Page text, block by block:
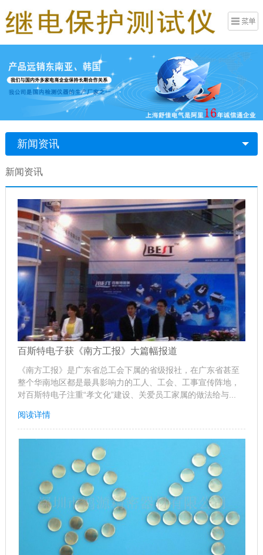
新闻资讯
新闻资讯
百斯特电子获《南方工报》大篇幅报道
《南方工报》是广东省总工会下属的省级报社，在广东省甚至
整个华南地区都是最具影响力的工人、工会、工事宣传阵地，
对百斯特电子注重“孝文化”建设、关爱员工家属的做法给与...
阅读详情